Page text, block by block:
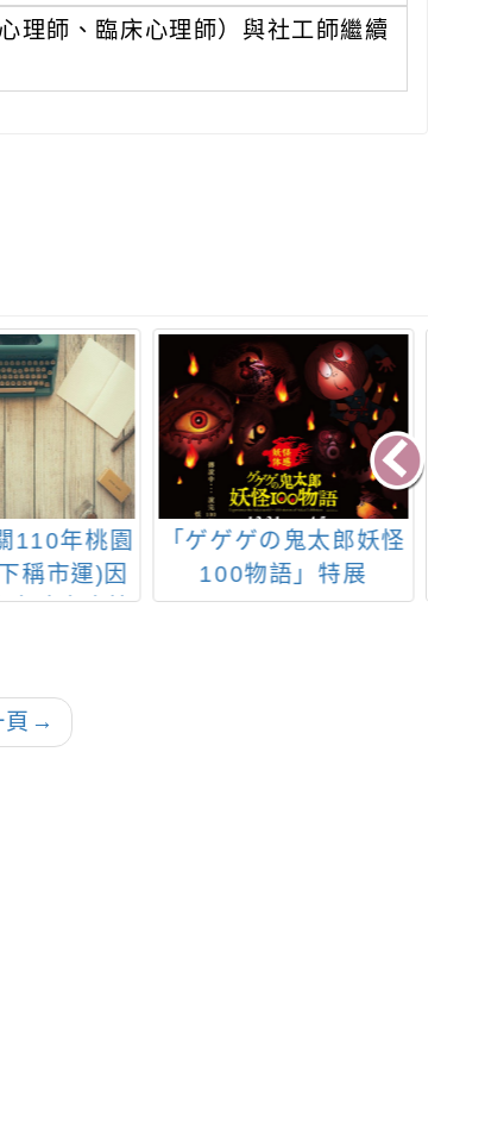
理師、臨床心理師）與社工師繼續
鬼太郎妖怪
」特展
轉知: 《112木育玩具
創作競賽-第八屆金趣
咪獎》活動訊息
→